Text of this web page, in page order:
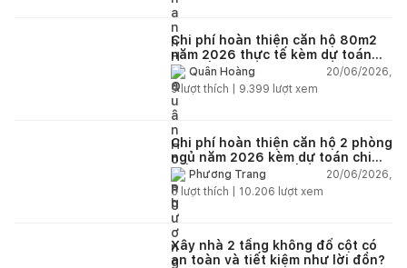
Chi phí hoàn thiện căn hộ 80m2
năm 2026 thực tế kèm dự toán
chi tiết từng hạng mục
Quân Hoàng
20/06/2026,
9lượt thích | 9.399 lượt xem
Chi phí hoàn thiện căn hộ 2 phòng
ngủ năm 2026 kèm dự toán chi
tiết và ví dụ thực tế
Phương Trang
20/06/2026,
5 lượt thích | 10.206 lượt xem
Xây nhà 2 tầng không đổ cột có
an toàn và tiết kiệm như lời đồn?